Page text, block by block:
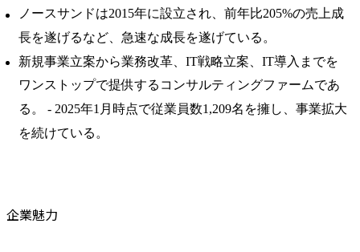
ノースサンドは2015年に設立され、前年比205%の売上成
長を遂げるなど、急速な成長を遂げている。 ​
新規事業立案から業務改革、IT戦略立案、IT導入までを
ワンストップで提供するコンサルティングファームであ
る。 ​- 2025年1月時点で従業員数1,209名を擁し、事業拡大
を続けている。
企業魅力